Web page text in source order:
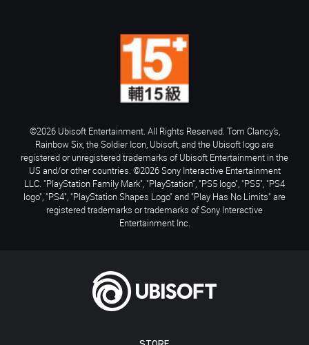
©2026 Ubisoft Entertainment. All Rights Reserved. Tom Clancy’s,
Rainbow Six, the Soldier Icon, Ubisoft, and the Ubisoft logo are
registered or unregistered trademarks of Ubisoft Entertainment in the
US and/or other countries. ©2026 Sony Interactive Entertainment
LLC. "PlayStation Family Mark", "PlayStation", "PS5 logo", "PS5", "PS4
logo", "PS4", "PlayStation Shapes Logo" and "Play Has No Limits" are
registered trademarks or trademarks of Sony Interactive
Entertainment Inc.